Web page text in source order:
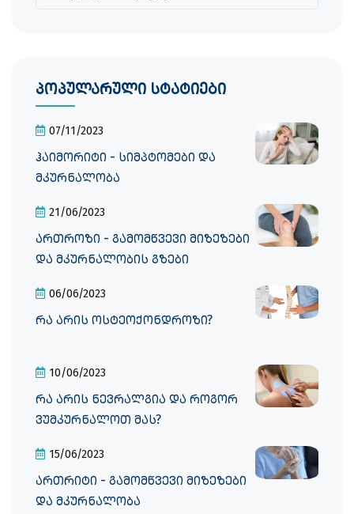
პოპულარული სტატიები
07/11/2023
ჰაიმორიტი - სიმპტომები და
მკურნალობა
21/06/2023
ართროზი - გამომწვევი მიზეზები
და მკურნალობის გზები
06/06/2023
რა არის ოსტეოქონდროზი?
10/06/2023
რა არის ნევრალგია და როგორ
ვუმკურნალოთ მას?
15/06/2023
ართრიტი - გამომწვევი მიზეზები
და მკურნალობა